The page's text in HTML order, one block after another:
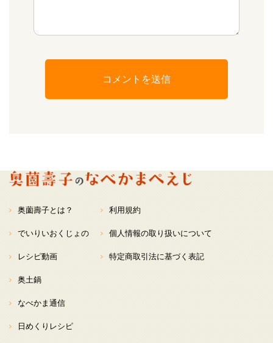
奥薗壽子とは？
でいりいおくじょの
レシピ動画
奥土鍋
なべかま通信
日めくりレシピ
利用規約
個人情報の取り扱いについて
特定商取引法に基づく表記